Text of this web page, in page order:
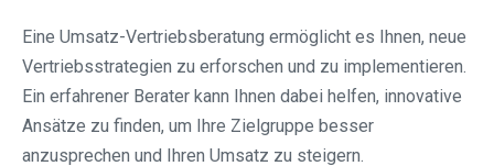
Eine Umsatz-Vertriebsberatung ermöglicht es Ihnen, neue
Vertriebsstrategien zu erforschen und zu implementieren.
Ein erfahrener Berater kann Ihnen dabei helfen, innovative
Ansätze zu finden, um Ihre Zielgruppe besser
anzusprechen und Ihren Umsatz zu steigern.